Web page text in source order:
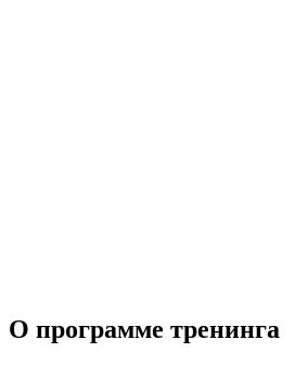
О программе тренинга